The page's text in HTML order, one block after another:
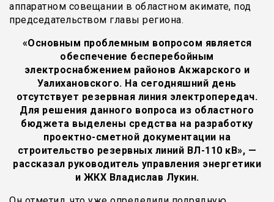
аппаратном совещании в областном акимате, под
председательством главы региона.
«Основным проблемным вопросом является
обеспечение бесперебойным
электроснабжением районов Акжарского и
Уалихановского. На сегодняшний день
отсутствует резервная линия электропередач.
Для решения данного вопроса из областного
бюджета выделены средства на разработку
проектно-сметной документации на
строительство резервных линий ВЛ-110 кВ», —
рассказал руководитель управления энергетики
и ЖКХ Владислав Лукин.